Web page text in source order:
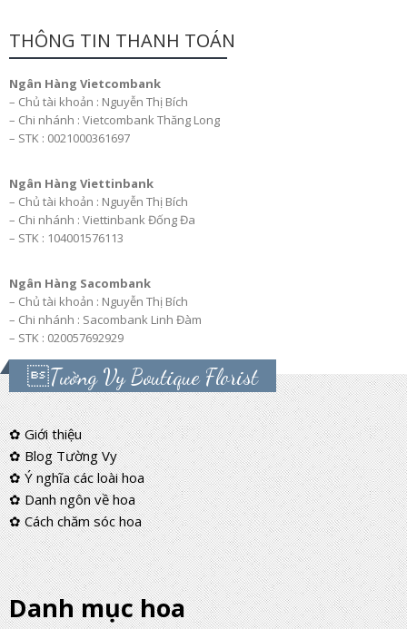
THÔNG TIN THANH TOÁN
Ngân Hàng Vietcombank
– Chủ tài khoản : Nguyễn Thị Bích
– Chi nhánh : Vietcombank Thăng Long
– STK : 0021000361697
Ngân Hàng Viettinbank
– Chủ tài khoản : Nguyễn Thị Bích
– Chi nhánh : Viettinbank Đống Đa
– STK : 104001576113
Ngân Hàng Sacombank
– Chủ tài khoản : Nguyễn Thị Bích
– Chi nhánh : Sacombank Linh Đàm
– STK : 020057692929
Tường Vy Boutique Florist
✿ Giới thiệu
✿ Blog Tường Vy
✿ Ý nghĩa các loài hoa
✿ Danh ngôn về hoa
✿ Cách chăm sóc hoa
Danh mục hoa